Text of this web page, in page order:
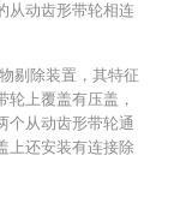
从动齿形带轮相连
剔除装置，其特征
轮上覆盖有压盖，
个从动齿形带轮通
上还安装有连接除